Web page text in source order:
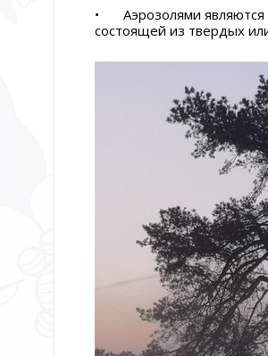
•
Аэрозолями
состоящей из твердых